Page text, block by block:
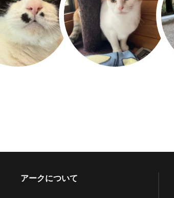
アークについて